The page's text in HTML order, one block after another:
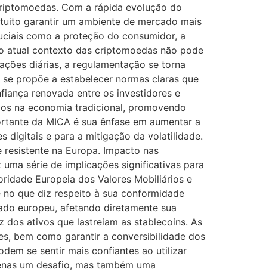
Com a rápida evolução do
garantir um ambiente de mercado mais
como a proteção do consumidor, a
atual contexto das criptomoedas não pode
diárias, a regulamentação se torna
propõe a estabelecer normas claras que
renovada entre os investidores e
na economia tradicional, promovendo
da MICA é sua ênfase em aumentar a
digitais e para a mitigação da volatilidade.
na Europa. Impacto nas
série de implicações significativas para
Europeia dos Valores Mobiliários e
que diz respeito à sua conformidade
europeu, afetando diretamente sua
dos ativos que lastreiam as stablecoins. As
bem como garantir a conversibilidade dos
se sentir mais confiantes ao utilizar
um desafio, mas também uma